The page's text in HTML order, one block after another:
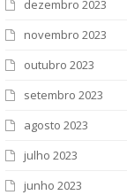
dezembro 2023
novembro 2023
outubro 2023
setembro 2023
agosto 2023
julho 2023
junho 2023